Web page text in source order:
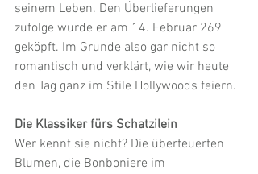
seinem Leben. Den Überlieferungen
zufolge wurde er am 14. Februar 269
geköpft. Im Grunde also gar nicht so
romantisch und verklärt, wie wir heute
den Tag ganz im Stile Hollywoods feiern.
Die Klassiker fürs Schatzilein
Wer kennt sie nicht? Die überteuerten
Blumen, die Bonboniere im